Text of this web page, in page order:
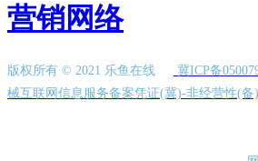
营销网络
版权所有 © 2021 乐鱼在线 冀ICP备
械互联网信息服务备案凭证(冀)-非经营性(备